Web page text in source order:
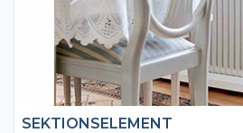
SEKTIONSELEMENT